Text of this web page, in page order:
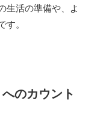
生活の準備や、よ
。
のカウント